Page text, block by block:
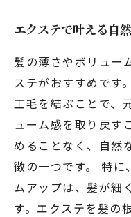
エクステで叶える自
髪の薄さやボリュー
ステがおすすめです
工毛を結ぶことで、
ューム感を取り戻す
めることなく、自然
徴の一つです。 特に
ムアップは、髪が細
す。エクステを髪の